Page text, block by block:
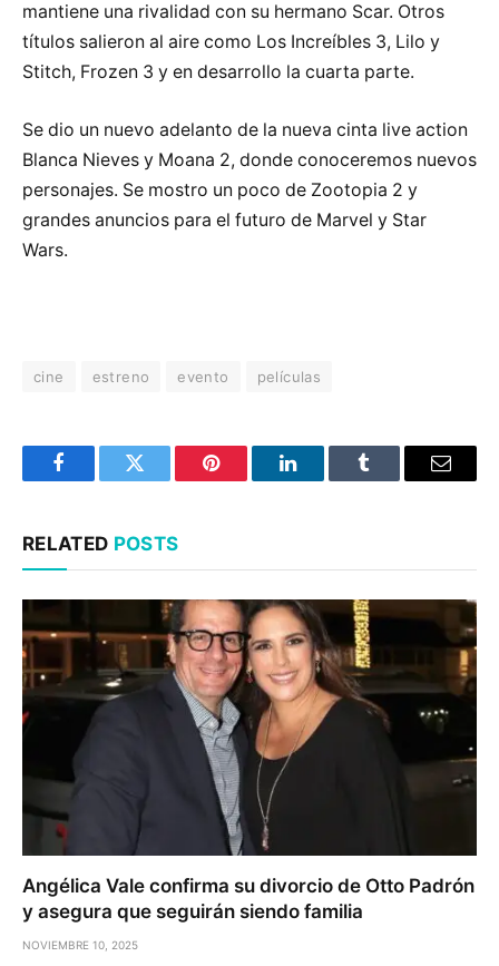
mantiene una rivalidad con su hermano Scar. Otros
títulos salieron al aire como Los Increíbles 3, Lilo y
Stitch, Frozen 3 y en desarrollo la cuarta parte.
Se dio un nuevo adelanto de la nueva cinta live action
Blanca Nieves y Moana 2, donde conoceremos nuevos
personajes. Se mostro un poco de Zootopia 2 y
grandes anuncios para el futuro de Marvel y Star
Wars.
cine estreno evento películas
FacebookTwitter Pinterest LinkedInTumblr Email
RELATED POSTS
Angélica Vale confirma su divorcio de Otto Padrón
y asegura que seguirán siendo familia
NOVIEMBRE 10, 2025